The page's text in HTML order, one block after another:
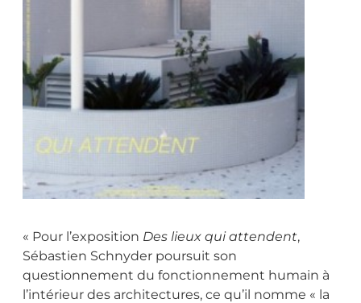
« Pour l’exposition Des lieux qui attendent,
Sébastien Schnyder poursuit son
questionnement du fonctionnement humain à
l’intérieur des architectures, ce qu’il nomme « la